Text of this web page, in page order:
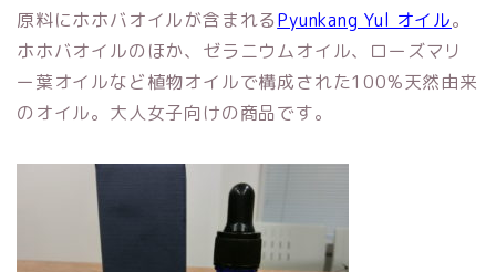
原料にホホバオイルが含まれるPyunkang Yul オイル。
ホホバオイルのほか、ゼラニウムオイル、ローズマリ
ー葉オイルなど植物オイルで構成された100%天然由来
のオイル。大人女子向けの商品です。